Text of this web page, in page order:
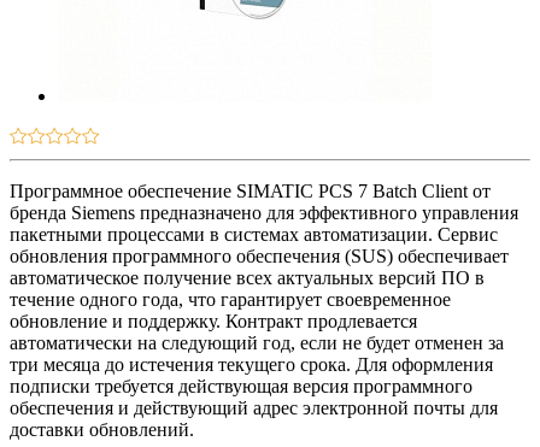
Программное обеспечение SIMATIC PCS 7 Batch Client от
бренда Siemens предназначено для эффективного управления
пакетными процессами в системах автоматизации. Сервис
обновления программного обеспечения (SUS) обеспечивает
автоматическое получение всех актуальных версий ПО в
течение одного года, что гарантирует своевременное
обновление и поддержку. Контракт продлевается
автоматически на следующий год, если не будет отменен за
три месяца до истечения текущего срока. Для оформления
подписки требуется действующая версия программного
обеспечения и действующий адрес электронной почты для
доставки обновлений.